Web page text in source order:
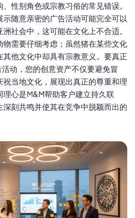
性别角色或宗教习俗的常见错误。
随意亲密的广告活动可能完全可以
社会中，这可能在文化上不合适。
物需要仔细考虑；虽然猪在某些文化
他文化中却具有宗教意义。要真正
动，您的创意资产不仅要避免冒
当地文化，展现出真正的尊重和理
心是M&M帮助客户建立持久联
深刻共鸣并使其在竞争中脱颖而出的